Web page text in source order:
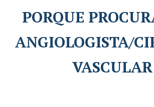
PORQUE
ANGIOLOGISTA/
VASCULAR